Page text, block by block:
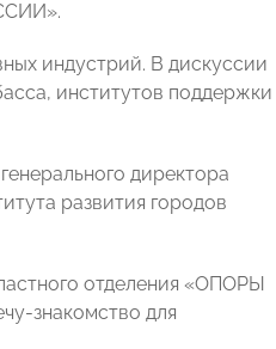
индустрий. В дискуссии
институтов поддержки
директора
развития городов
отделения «ОПОРЫ
знакомство для